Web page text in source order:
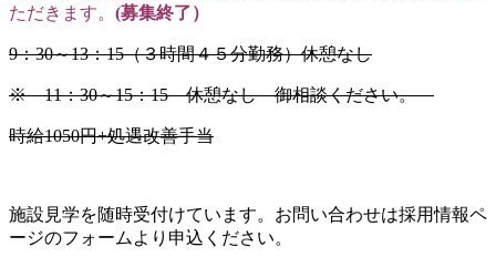
ただきます。 (募集終了）
9：30～13：15（３時間４５分勤務）休憩なし
※ 11：30～15：15 休憩なし 御相談ください。
時給1050円+処遇改善手当
施設見学を随時受付けています。お問い合わせは採用情報ペ
ージのフォームより申込ください。